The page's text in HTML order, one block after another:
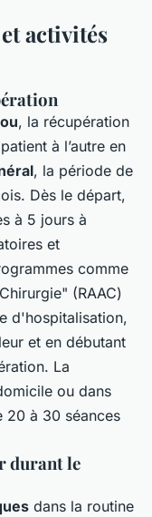
activités
, la récupération
à l’autre en
, la période de
Dès le départ,
à 5 jours à
et
comme
(RAAC)
d'hospitalisation,
et en débutant
La
ou dans
20 à 30 séances
durant le
dans la routine